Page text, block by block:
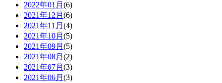
2022年01月 (6)
2021年12月 (6)
2021年11月 (4)
2021年10月 (5)
2021年09月 (5)
2021年08月 (2)
2021年07月 (3)
2021年06月 (3)